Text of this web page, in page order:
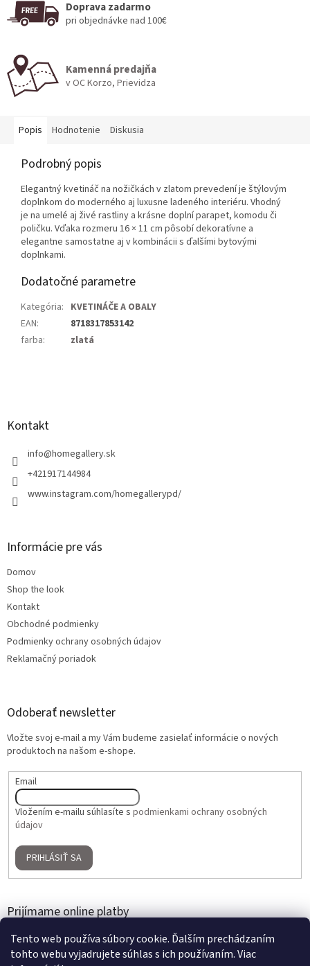
Tento web používa súbory cookie. Ďalším prechádzaním
tohto webu vyjadrujete súhlas s ich používaním. Viac
Doprava zadarmo
pri objednávke nad 100€
Kamenná predajňa
v OC Korzo, Prievidza
Popis Hodnotenie Diskusia
Podrobný popis
Elegantný kvetináč na nožičkách v zlatom prevedení je štýlovým
doplnkom do moderného aj luxusne ladeného interiéru. Vhodný
je na umelé aj živé rastliny a krásne doplní parapet, komodu či
poličku. Vďaka rozmeru 16 × 11 cm pôsobí dekoratívne a
elegantne samostatne aj v kombinácii s ďalšími bytovými
doplnkami.
Dodatočné parametre
Kategória: KVETINÁČE A OBALY
EAN:
8718317853142
farba: zlatá
Kontakt
info@homegallery.sk
+421917144984
www.instagram.com/homegallerypd/
Informácie pre vás
Domov
Shop the look
Kontakt
Obchodné podmienky
Podmienky ochrany osobných údajov
Reklamačný poriadok
Odoberať newsletter
Vložte svoj e-mail a my Vám budeme zasielať informácie o nových
produktoch na našom e-shope.
Email
Vložením e-mailu súhlasíte s podmienkami ochrany osobných
údajov
PRIHLÁSIŤ SA
Prijímame online platby